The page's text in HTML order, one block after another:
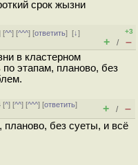
срок жызни
[^^] [^^^] [ответить][↓]
+3
+ / –
в кластерном
этапам, планово, без
[^] [^^] [^^^] [ответить]
+ / –
без суеты, и всё